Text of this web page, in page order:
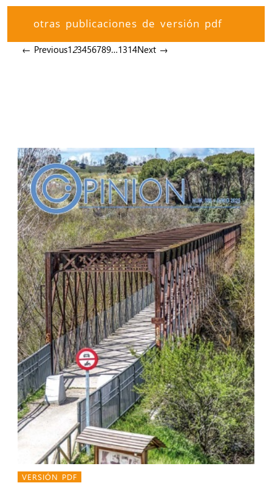
otras publicaciones de versión pdf
← Previous123456789…1314Next →
VERSIÓN PDF